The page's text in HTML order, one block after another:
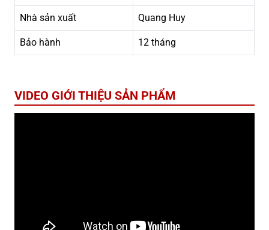
Nhà sản xuất Quang Huy
Bảo hành 12 tháng
VIDEO GIỚI THIỆU SẢN PHẨM